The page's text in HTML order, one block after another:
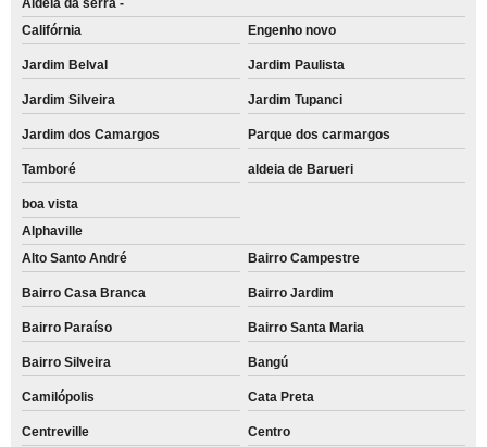
Aldeia da serra -
Califórnia
Engenho novo
Jardim Belval Jardim Paulista
Jardim Silveira Jardim Tupanci
Jardim dos Camargos Parque dos carmargos
Tamboré aldeia de Barueri
boa vista
Alphaville
Alto Santo André
Bairro Campestre
Bairro Casa Branca Bairro Jardim
Bairro Paraíso Bairro Santa Maria
Bairro Silveira Bangú
Camilópolis Cata Preta
Centreville Centro